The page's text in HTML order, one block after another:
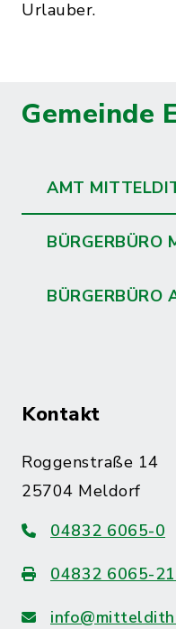
Urlauber.
Gemeinde
AMT
BÜRGERBÜRO
BÜRGERBÜRO
Kontakt
Roggenstraße 14
25704 Meldorf
04832 6065-0
04832 6065-